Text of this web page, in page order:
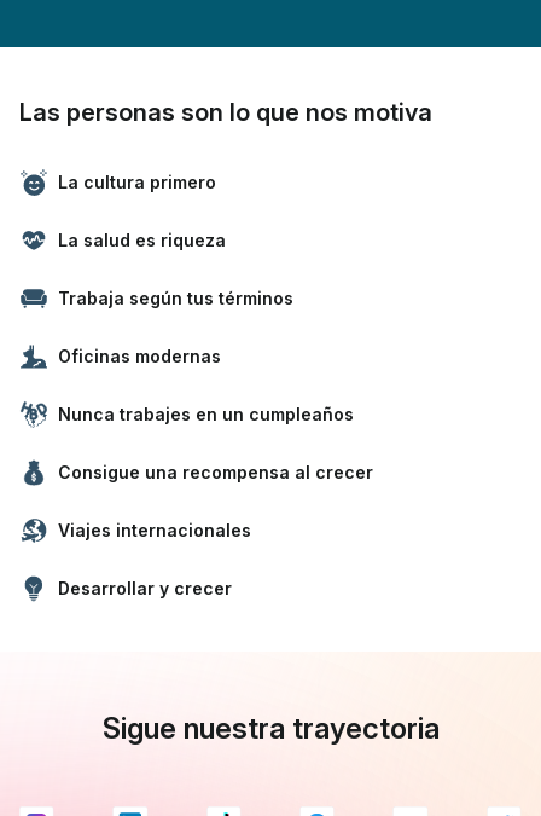
Las personas son lo que nos motiva
La cultura primero
La salud es riqueza
Trabaja según tus términos
Oficinas modernas
Nunca trabajes en un cumpleaños
Consigue una recompensa al crecer
Viajes internacionales
Desarrollar y crecer
Sigue nuestra trayectoria